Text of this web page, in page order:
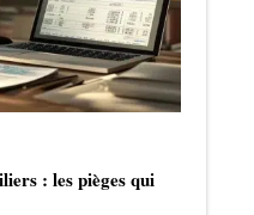
: les pièges qui